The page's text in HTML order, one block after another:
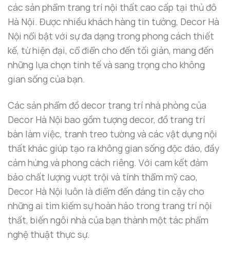
các sản phẩm trang trí nội thất cao cấp tại thủ đô
Hà Nội. Được nhiều khách hàng tin tưởng, Decor Hà
Nội nổi bật với sự đa dạng trong phong cách thiết
kế, từ hiện đại, cổ điển cho đến tối giản, mang đến
những lựa chọn tinh tế và sang trọng cho không
gian sống của bạn.
Các sản phẩm đồ decor trang trí nhà phòng của
Decor Hà Nội bao gồm tượng decor, đồ trang trí
bàn làm việc, tranh treo tường và các vật dụng nội
thất khác giúp tạo ra không gian sống độc đáo, đầy
cảm hứng và phong cách riêng. Với cam kết đảm
bảo chất lượng vượt trội và tính thẩm mỹ cao,
Decor Hà Nội luôn là điểm đến đáng tin cậy cho
những ai tìm kiếm sự hoàn hảo trong trang trí nội
thất, biến ngôi nhà của bạn thành một tác phẩm
nghệ thuật thực sự.